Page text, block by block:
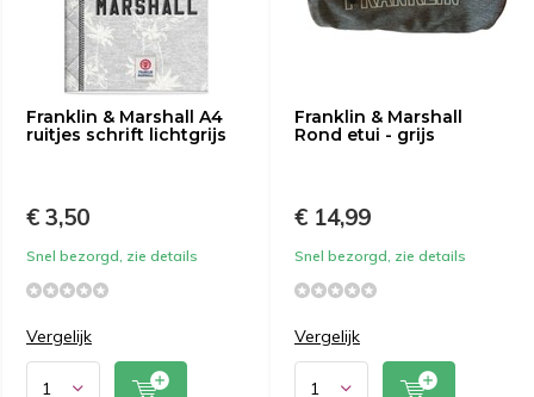
Franklin & Marshall A4
ruitjes schrift lichtgrijs
€ 3,50
Snel bezorgd, zie details
Vergelijk
Franklin & Marshall
Rond etui - grijs
€ 14,99
Snel bezorgd, zie details
Vergelijk